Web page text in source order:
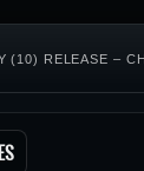
(10) RELEASE –